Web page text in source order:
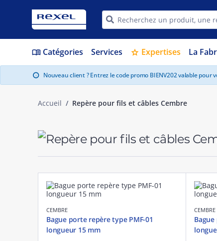
menu_book Catégories Services star Expertises La
info Nouveau client ? Entrez le code promo BIENV202 valable
Accueil Repère pour fils et câbles Cembre
CEMBRE
Bague porte repère type PMF-01
longueur 15 mm
CEMBRE